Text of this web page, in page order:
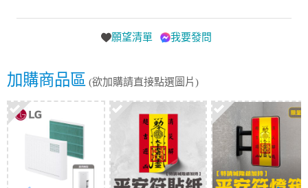
願望清單 我要發問
加購商品區 (欲加購請直接點選圖片)